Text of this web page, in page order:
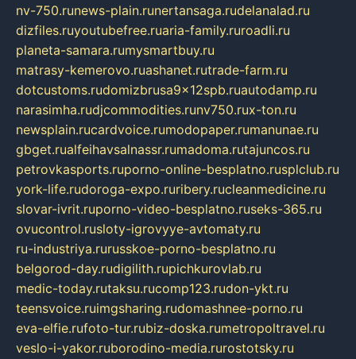
nv-750.runews-plain.runertansaga.rudelanalad.ru
dizfiles.ruyoutubefree.ruaria-family.ruroadli.ru
planeta-samara.rumysmartbuy.ru
matrasy-kemerovo.ruashanet.rutrade-farm.ru
dotcustoms.rudomizbrusa9x12spb.ruautodamp.ru
narasimha.rudjcommodities.runv750.rux-ton.ru
newsplain.rucardvoice.rumodopaper.rumanunae.ru
gbget.rualfeihavsalnassr.rumadoma.rutajuncos.ru
petrovkasports.ruporno-online-besplatno.rusplclub.ru
york-life.rudoroga-expo.ruribery.rucleanmedicine.ru
slovar-ivrit.ruporno-video-besplatno.ruseks-365.ru
ovucontrol.rusloty-igrovyye-avtomaty.ru
ru-industriya.rurusskoe-porno-besplatno.ru
belgorod-day.rudigilith.rupichkurovlab.ru
medic-today.rutaksu.rucomp123.rudon-ykt.ru
teensvoice.ruimgsharing.rudomashnee-porno.ru
eva-elfie.rufoto-tur.rubiz-doska.rumetropoltravel.ru
veslo-i-yakor.ruborodino-media.rurostotsky.ru